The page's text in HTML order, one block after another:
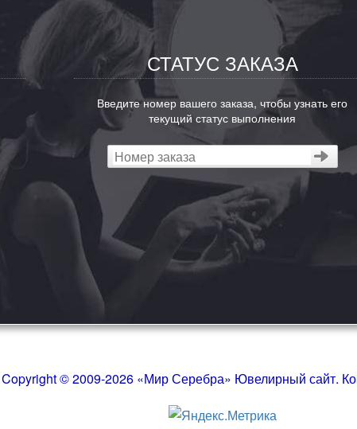
СТАТУС ЗАКАЗА
Введите номер вашего заказа, чтобы узнать его
текущий статус выполнения
Copyright © 2009-2026 «Мир Серебра» Ювелирный сайт.